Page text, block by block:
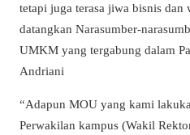
tetapi juga terasa jiwa bisnis dan
datangkan Narasumber-
UMKM yang tergabung dalam
Andriani
“Adapun MOU yang kami
Perwakilan kampus (Wakil